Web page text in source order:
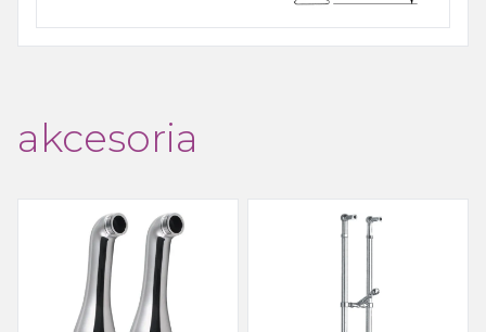
akcesoria